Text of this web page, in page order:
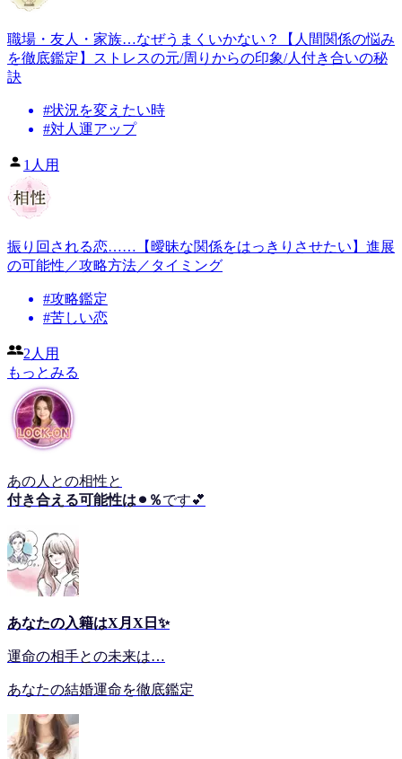
職場・友人・家族…なぜうまくいかない？【人間関係の悩み
を徹底鑑定】ストレスの元/周りからの印象/人付き合いの秘
訣
#状況を変えたい時
#対人運アップ
1人用
振り回される恋……【曖昧な関係をはっきりさせたい】進展
の可能性／攻略方法／タイミング
#攻略鑑定
#苦しい恋
2人用
もっとみる
あの人との相性と
付き合える可能性は⚫︎％です💕
あなたの入籍はX月X日✨
運命の相手との未来は…
あなたの結婚運命を徹底鑑定